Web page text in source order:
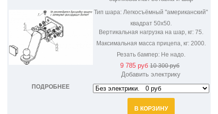
ПОДРОБНЕЕ
Тип шара: Легкосъёмный "американский"
квадрат 50х50.
Вертикальная нагрузка на шар, кг:75.
Максимальная масса прицепа, кг:2000.
Резать бампер:Не надо.
9 785 руб10 300 руб
Добавить электрику
В КОРЗИНУ